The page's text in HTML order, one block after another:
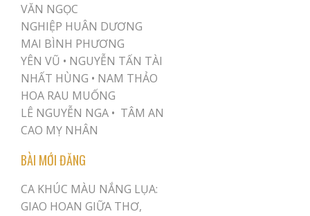
VĂN NGỌC
NGHIỆP HUÂN DƯƠNG
MAI BÌNH PHƯƠNG
YÊN VŨ • NGUYỄN TẤN TÀI
NHẤT HÙNG • NAM THẢO
HOA RAU MUỐNG
LÊ NGUYỄN NGA • TÂM AN
CAO MỴ NHÂN
BÀI MỚI ĐĂNG
CA KHÚC MÀU NẮNG LỤA:
GIAO HOAN GIỮA THƠ,